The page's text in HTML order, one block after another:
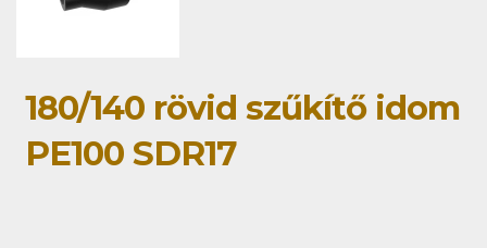
180/140 rövid szűkítő idom
PE100 SDR17